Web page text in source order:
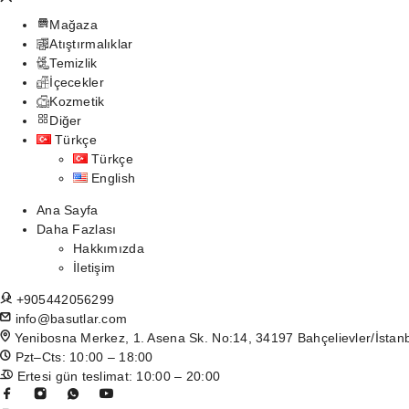
Mağaza
Atıştırmalıklar
Temizlik
İçecekler
Kozmetik
Diğer
Türkçe
Türkçe
English
Ana Sayfa
Daha Fazlası
Hakkımızda
İletişim
+905442056299
info@basutlar.com
Yenibosna Merkez, 1. Asena Sk. No:14, 34197 Bahçelievler/
Pzt–Cts: 10:00 – 18:00
Ertesi gün teslimat: 10:00 – 20:00